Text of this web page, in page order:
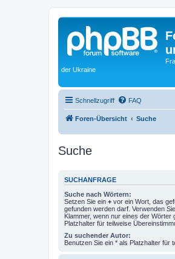
der Ukraine
Schnellzugriff FAQ
Foren-Übersicht Suche
Suche
SUCHANFRAGE
Suche nach Wörtern:
Setzen Sie ein + vor ein Wort, das
gefunden werden darf. Verwenden
Klammer, wenn nur eines der
Platzhalter für teilweise
Zu suchender Autor:
Benutzen Sie ein * als Platzhalter für